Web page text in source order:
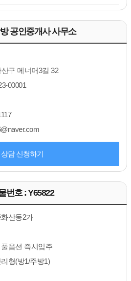
공인중개사 사무소
구 메너머3길 32
00001
상담 신청하기
번호 : Y65822
산동2가
옵션 즉시입주
형(방1/주방1)